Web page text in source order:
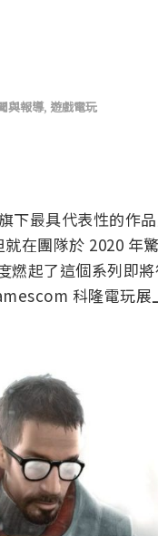
與報導, 遊戲電玩
下最具代表性的作
在團隊於 2020 年
燃起了這個系列即
科隆電玩展